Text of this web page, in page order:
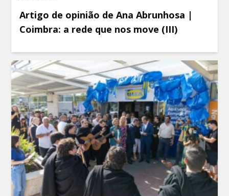
Artigo de opinião de Ana Abrunhosa |
Coimbra: a rede que nos move (III)